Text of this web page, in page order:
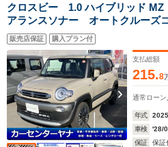
クロスビー 1.0 ハイブリッド
アランスソナー オートクルーズ
アシスト 衝突被害軽減システム
ヘッドランプ アルミホイール
リングストップ 電動格納ミラー
販売店保証 購入プラン付
支払総額
215.8
通常ローン
年式 2025
車検
'28/
保証
保証